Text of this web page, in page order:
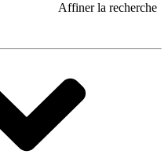
Affiner la recherche